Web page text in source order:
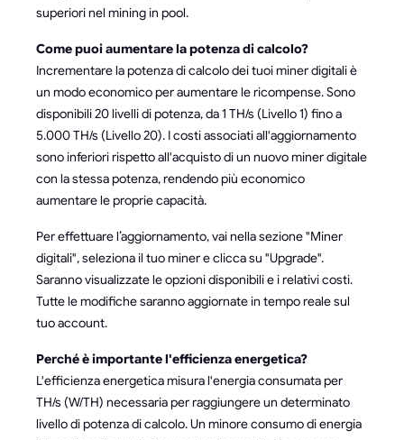
superiori nel mining in pool.
Come puoi aumentare la potenza di calcolo?
Incrementare la potenza di calcolo dei tuoi miner digitali è
un modo economico per aumentare le ricompense. Sono
disponibili 20 livelli di potenza, da 1 TH/s (Livello 1) fino a
5.000 TH/s (Livello 20). I costi associati all'aggiornamento
sono inferiori rispetto all'acquisto di un nuovo miner digitale
con la stessa potenza, rendendo più economico
aumentare le proprie capacità.
Per effettuare l’aggiornamento, vai nella sezione "Miner
digitali", seleziona il tuo miner e clicca su "Upgrade".
Saranno visualizzate le opzioni disponibili e i relativi costi.
Tutte le modifiche saranno aggiornate in tempo reale sul
tuo account.
Perché è importante l'efficienza energetica?
L'efficienza energetica misura l'energia consumata per
TH/s (W/TH) necessaria per raggiungere un determinato
livello di potenza di calcolo. Un minore consumo di energia